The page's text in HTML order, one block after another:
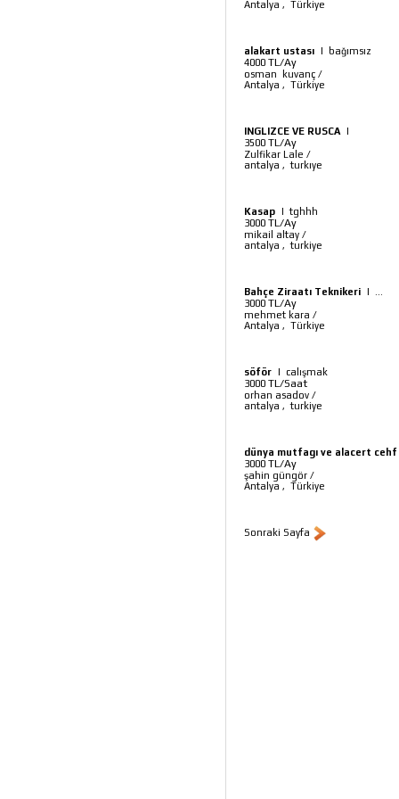
Antalya , Türkiye
alakart ustası |
bağımsız
4000 TL/Ay
osman kuvanç /
Antalya , Türkiye
INGLIZCE VE RUSCA |
3500 TL/Ay
Zulfikar Lale /
antalya ,turkıye
Kasap |tghhh
3000 TL/Ay
mikail altay /
antalya ,turkiye
Bahçe Ziraatı Teknikeri |
3000 TL/Ay
mehmet kara /
Antalya , Türkiye
söför | calışmak
3000 TL/Saat
orhan asadov /
antalya ,turkiye
dünya mutfagı ve alacert cehf
3000 TL/Ay
şahin güngör /
Antalya , Türkiye
Sonraki Sayfa